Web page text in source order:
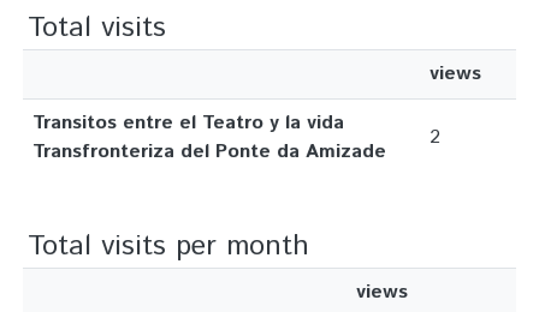
Total visits
views
Transitos entre el Teatro y la vida
Transfronteriza del Ponte da Amizade
2
Total visits per month
views